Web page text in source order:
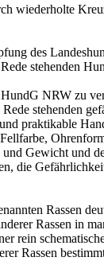
wiederholte
des
stehenden
NRW zu
stehenden
praktikable
Gewicht und
die
Rassen
Rassen in
rein
Rassen